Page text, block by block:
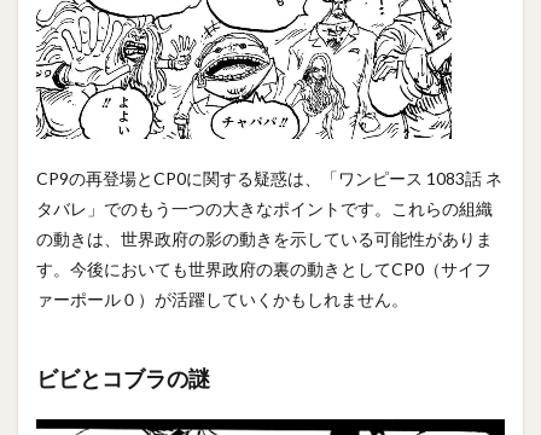
CP9の再登場とCP0に関する疑惑は、「ワンピース 1083話 ネ
タバレ」でのもう一つの大きなポイントです。これらの組織
の動きは、世界政府の影の動きを示している可能性がありま
す。今後においても世界政府の裏の動きとしてCP0（サイフ
ァーポール０）が活躍していくかもしれません。
ビビとコブラの謎